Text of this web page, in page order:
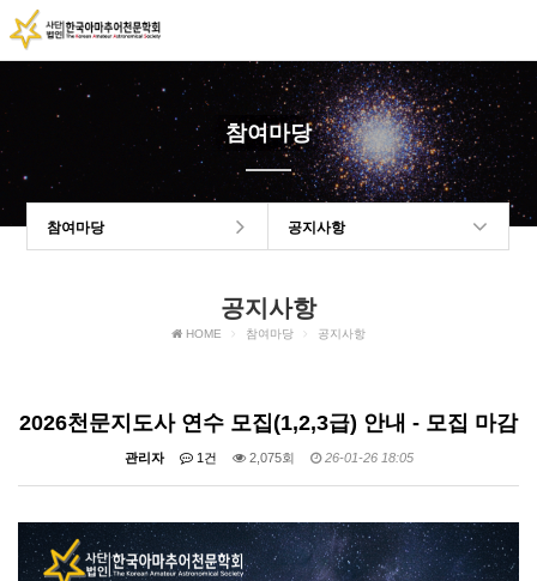
참여마당
참여마당 공지사항
공지사항
HOME 참여마당 공지사항
2026천문지도사 연수 모집(1,2,3급) 안내 - 모집 마감
관리자 1건 2,075회 26-01-26 18:05